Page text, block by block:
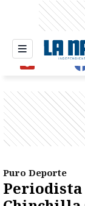
Puro Deporte